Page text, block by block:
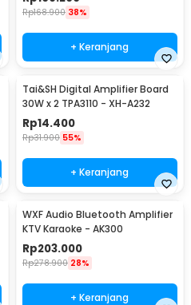
Rp168.900 38%
+ Keranjang
Tai&SH Digital Amplifier Board
30W x 2 TPA3110 - XH-A232
Rp14.400
Rp31.900 55%
+ Keranjang
WXF Audio Bluetooth Amplifier
KTV Karaoke - AK300
Rp203.000
Rp278.900 28%
+ Keranjang